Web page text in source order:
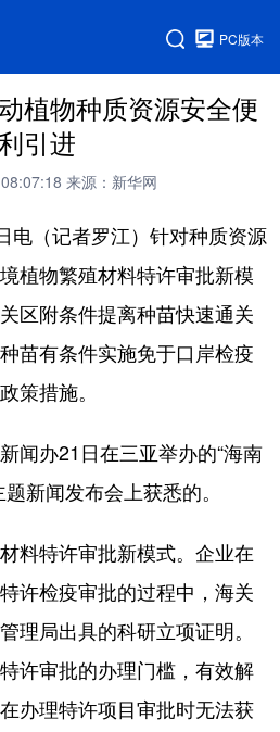
PC版本
植物种质资源安全便
引进
来源：新华网
（记者罗江）针对种质资源
植物繁殖材料特许审批新模
区附条件提离种苗快速通关
苗有条件实施免于口岸检疫
策措施。
办21日在三亚举办的“海南
新闻发布会上获悉的。
特许审批新模式。企业在
许检疫审批的过程中，海关
理局出具的科研立项证明。
许审批的办理门槛，有效解
办理特许项目审批时无法获